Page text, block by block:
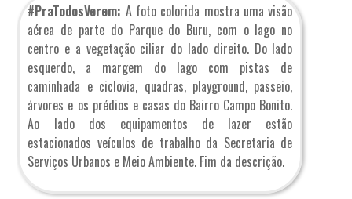
#PraTodosVerem: A foto colorida mostra uma visão
aérea de parte do Parque do Buru, com o lago no
centro e a vegetação ciliar do lado direito. Do lado
esquerdo, a margem do lago com pistas de
caminhada e ciclovia, quadras, playground, passeio,
árvores e os prédios e casas do Bairro Campo Bonito.
Ao lado dos equipamentos de lazer estão
estacionados veículos de trabalho da Secretaria de
Serviços Urbanos e Meio Ambiente. Fim da descrição.